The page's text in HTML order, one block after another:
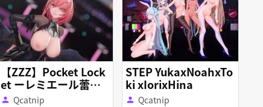
【ZZZ】Pocket Lock
et ーレミエール蕾米
埃尔
person Qcatnip
STEP YukaxNoahxTo
ki xIorixHina
person Qcatnip